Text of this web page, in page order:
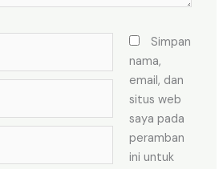
Simpan
nama,
email, dan
situs web
saya pada
peramban
ini untuk